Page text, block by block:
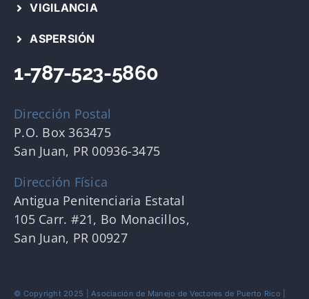
VIGILANCIA
ASPERSIÓN
1-787-523-5860
Dirección Postal
P.O. Box 363475
San Juan, PR 00936-3475
Dirección Física
Antigua Penitenciaria Estatal
105 Carr. #21, Bo Monacillos,
San Juan, PR 00927
© Copyright 2025 | Asociación de Manejo de Vectores de Puerto Rico |